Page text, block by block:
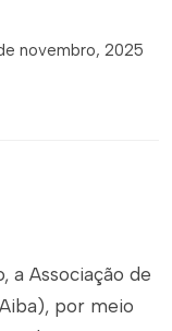
novembro, 2025
a Associação de
por meio